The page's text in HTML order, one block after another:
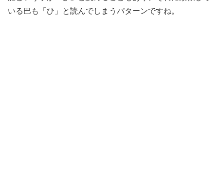
いる巴も「ひ」と読んでしまうパターンですね。